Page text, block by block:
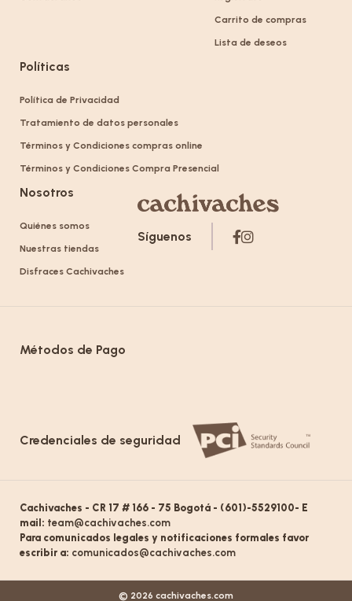
Carrito de compras
Lista de deseos
Políticas
Política de Privacidad
Tratamiento de datos personales
Términos y Condiciones compras online
Términos y Condiciones Compra Presencial
Nosotros
Quiénes somos
Nuestras tiendas
Disfraces Cachivaches
Síguenos
Métodos de Pago
Credenciales de seguridad
Cachivaches - CR 17 # 166 - 75 Bogotá - (601)-5529100- E
mail: team@cachivaches.com
Para comunicados legales y notificaciones formales favor
escribir a: comunicados@cachivaches.com
© 2026 cachivaches.com